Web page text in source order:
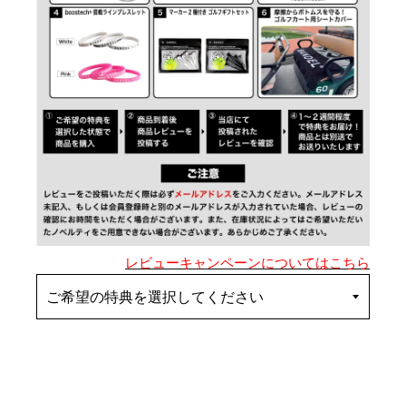
レビューキャンペーンについてはこちら